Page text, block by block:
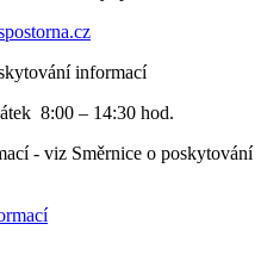
informací
8:00 – 14:30 hod.
- viz Směrnice o poskytování